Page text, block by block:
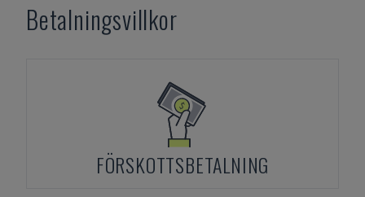
Betalningsvillkor
FÖRSKOTTSBETALNING